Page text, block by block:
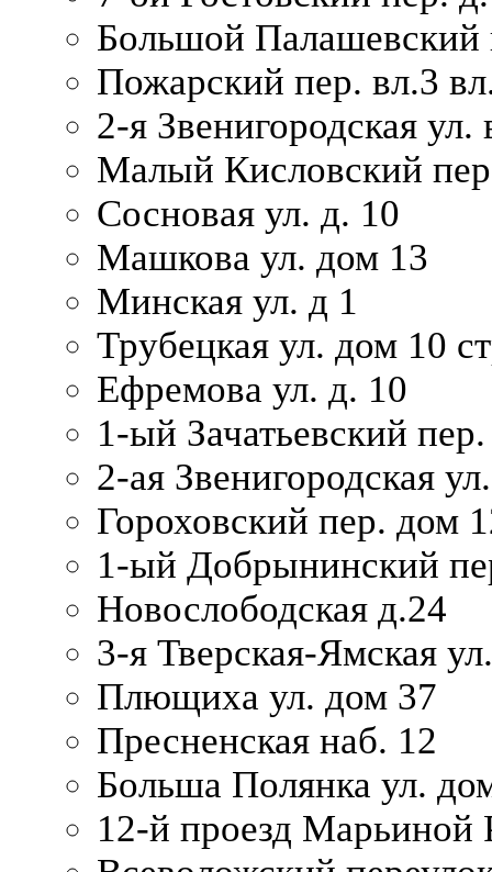
Большой Палашевский
Пожарский пер. вл.3
2-я Звенигородская ул.
Малый Кисловский
Сосновая ул. д. 10
Машкова ул. дом 13
Минская ул. д 1
Трубецкая ул. дом 10
Ефремова ул. д. 10
1-ый Зачатьевский
2-ая Звенигородская
Гороховский пер. дом
1-ый Добрынинский
Новослободская д.24
3-я Тверская-Ямская
Плющиха ул. дом 37
Пресненская наб. 12
Больша Полянка ул.
12-й проезд Марьиной